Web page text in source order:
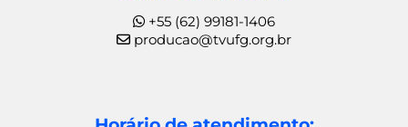
+55 (62) 99181-1406
producao@tvufg.org.br